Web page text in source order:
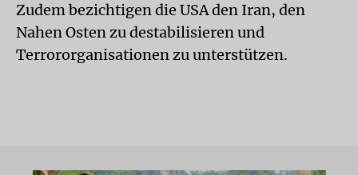
Zudem bezichtigen die USA den Iran, den
Nahen Osten zu destabilisieren und
Terrororganisationen zu unterstützen.